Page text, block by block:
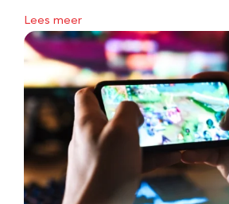
Lees meer